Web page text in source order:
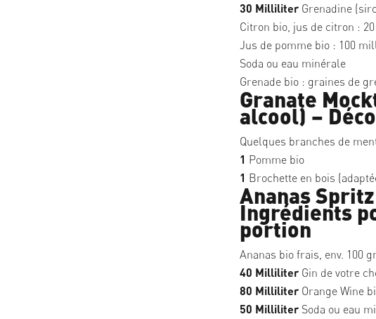
30 Milliliter Grenadine
Citron bio, jus de citron :
Jus de pomme bio : 100
Soda ou eau minérale
Grenade bio : graines de
Granate
alcool) –
Quelques branches de
1 Pomme bio
1 Brochette en bois
Ananas
Ingrédients
portion
Ananas bio frais, env. 100
40 Milliliter Gin de votre
80 Milliliter Orange Wine
50 Milliliter Soda ou eau